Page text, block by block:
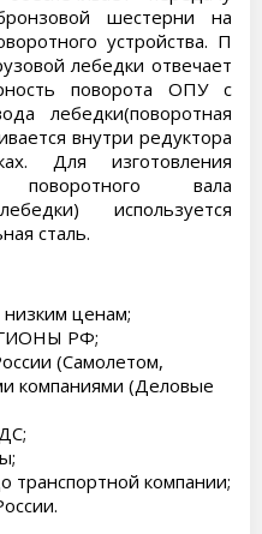
шестерни на
устройства. П
лебедки отвечает
поворота ОПУ с
лебедки(поворотная
внутри редуктора
Для изготовления
поворотного вала
используется
сталь.
ценам;
РФ;
(Самолетом,
компаниями (Деловые
транспортной компании;